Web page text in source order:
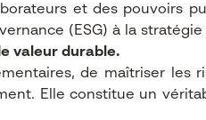
et des pouvoirs
(ESG) à la stratégie
valeur durable.
de maîtriser les
Elle constitue un